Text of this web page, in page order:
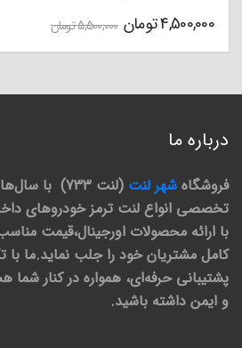
مشتری
4,500,000تومان 5,500,000تومان
درباره ما
فروشگاه شهر لنت
(لنت 733) با
تخصصی انواع لنت ترمز خودروهای
با ارائه محصولات اورجینال،قیمت
کامل مشتریان خود را جلب نماید.ما
پشتیبانی حرفه‌ای، همواره در کنار شما
و ایمن داشته باشید.